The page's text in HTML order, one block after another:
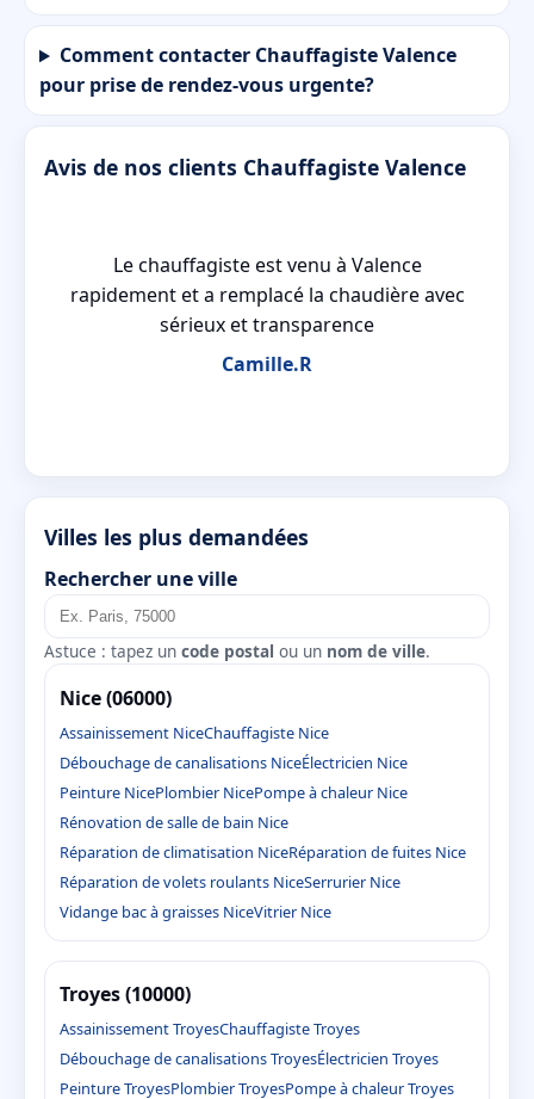
Comment contacter Chauffagiste Valence
pour prise de rendez-vous urgente?
Avis de nos clients Chauffagiste Valence
Le chauffagiste est venu à Valence
rapidement et a remplacé la chaudière avec
sérieux et transparence
Camille.R
Villes les plus demandées
Rechercher une ville
Astuce : tapez un code postal ou un nom de ville.
Nice (06000)
Assainissement NiceChauffagiste Nice
Débouchage de canalisations NiceÉlectricien Nice
Peinture NicePlombier NicePompe à chaleur Nice
Rénovation de salle de bain Nice
Réparation de climatisation NiceRéparation de fuites Nice
Réparation de volets roulants NiceSerrurier Nice
Vidange bac à graisses NiceVitrier Nice
Troyes (10000)
Assainissement TroyesChauffagiste Troyes
Débouchage de canalisations TroyesÉlectricien Troyes
Peinture TroyesPlombier TroyesPompe à chaleur Troyes